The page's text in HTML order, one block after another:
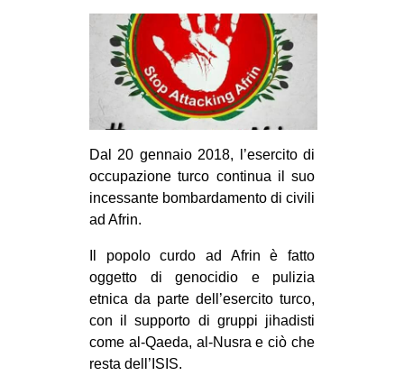
MILANO
MOBILITAZIONI
SPAZI
SPORT POPOLARE
AMBIENTE
DIRITTO ALL’ABITARE
GENERI
MIGRAZIONI
PRECARIATO
Dal 20 gennaio 2018, l’esercito di
occupazione turco continua il suo
incessante bombardamento di civili
ad Afrin.
Il popolo curdo ad Afrin è fatto
oggetto di genocidio e pulizia
etnica da parte dell’esercito turco,
con il supporto di gruppi jihadisti
come al-Qaeda, al-Nusra e ciò che
resta dell’ISIS.